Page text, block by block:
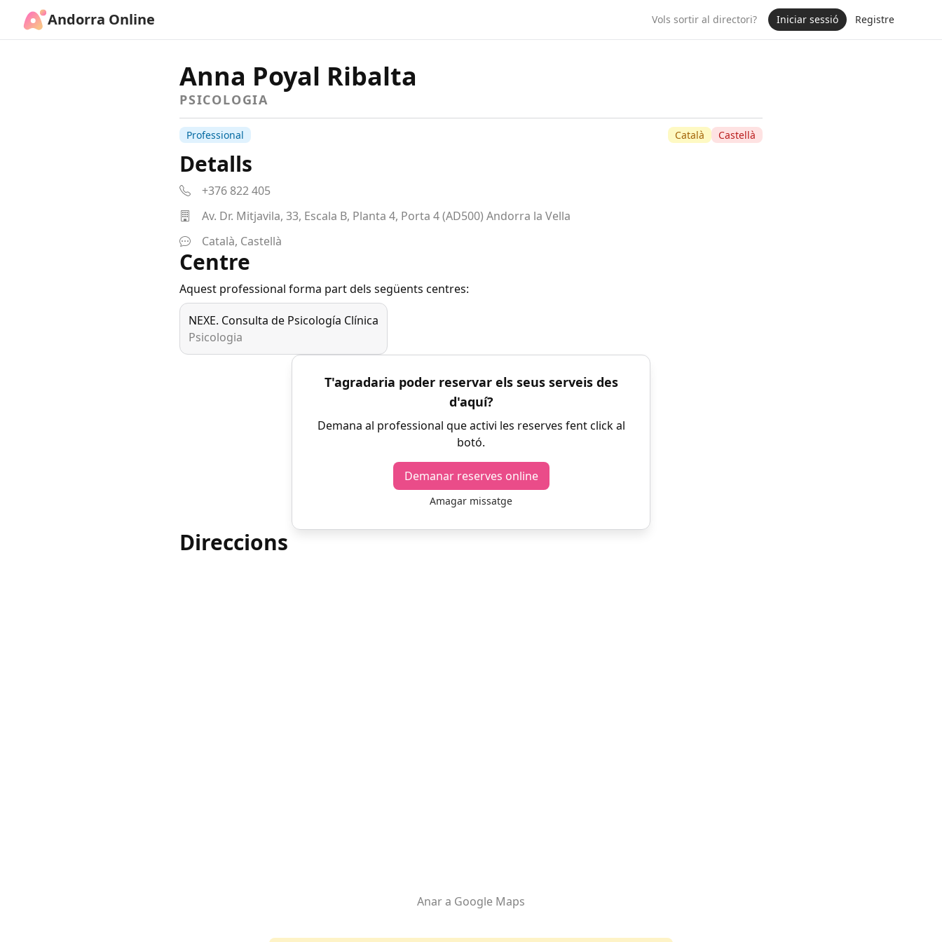
Andorra Online Vols sortir al directori? Iniciar sessió Registre
Anna Poyal Ribalta
PSICOLOGIA
Professional Català Castellà
Detalls
+376 822 405
Av. Dr. Mitjavila, 33, Escala B, Planta 4, Porta 4 (AD500) Andorra la Vella
Català, Castellà
Centre
Aquest professional forma part dels següents centres:
NEXE. Consulta de Psicología Clínica
Psicologia
T'agradaria poder reservar els seus serveis des
d'aquí?
Demana al professional que activi les reserves fent click al
botó.
Demanar reserves online
Amagar missatge
Direccions
Anar a Google Maps